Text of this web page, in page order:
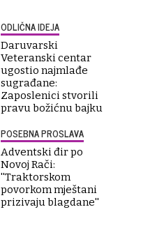
ODLIČNA IDEJA
Daruvarski
Veteranski centar
ugostio najmlađe
sugrađane:
Zaposlenici stvorili
pravu božićnu bajku
POSEBNA PROSLAVA
Adventski đir po
Novoj Rači:
''Traktorskom
povorkom mještani
prizivaju blagdane''